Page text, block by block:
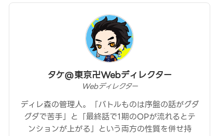
タケ@東京卍Webディレクター
Webディレクター
ディレ森の管理人。「バトルものは序盤の話がグダ
グダで苦手」と「最終話で1期のOPが流れるとテ
ンションが上がる」という両方の性質を併せ持